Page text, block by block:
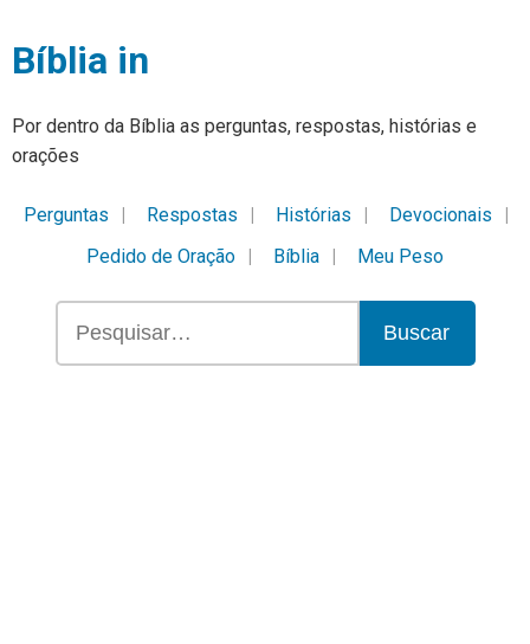
Bíblia in
Por dentro da Bíblia as perguntas, respostas, histórias e
orações
Perguntas Respostas Histórias
Devocionais
Pedido de Oração
Bíblia Meu Peso
Buscar